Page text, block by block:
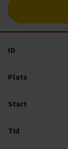
ID
Plats
Start
Tid